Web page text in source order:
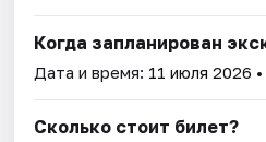
Когда запланирован
Дата и время: 11 июля 2026
Сколько стоит билет?